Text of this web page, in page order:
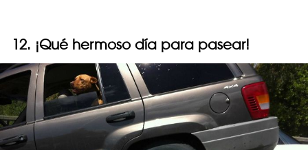
12. ¡Qué hermoso día para pasear!